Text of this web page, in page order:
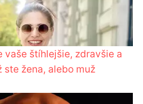
vaše štíhlejšie, zdravšie a
ste žena, alebo muž